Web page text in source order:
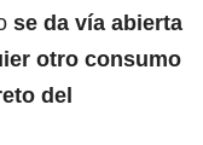
se da vía abierta
otro consumo
del